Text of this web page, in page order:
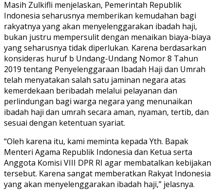
Masih Zulkifli menjelaskan, Pemerintah Republik
Indonesia seharusnya memberikan kemudahan bagi
rakyatnya yang akan menyelenggarakan ibadah haji,
bukan justru mempersulit dengan menaikan biaya-biaya
yang seharusnya tidak diperlukan. Karena berdasarkan
konsideras huruf b Undang-Undang Nomor 8 Tahun
2019 tentang Penyelenggaraan Ibadah Haji dan Umrah
telah menyatakan salah satu jaminan negara atas
kemerdekaan beribadah melalui pelayanan dan
perlindungan bagi warga negara yang menunaikan
ibadah haji dan umrah secara aman, nyaman, tertib, dan
sesuai dengan ketentuan syariat.
“Oleh karena itu, kami meminta kepada Yth. Bapak
Menteri Agama Republik Indonesia dan Ketua serta
Anggota Komisi VIII DPR RI agar membatalkan kebijakan
tersebut. Karena sangat memberatkan Rakyat Indonesia
yang akan menyelenggarakan ibadah haji,” jelasnya.